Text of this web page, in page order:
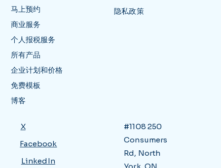
马上预约
商业服务
个人报税服务
所有产品
企业计划和价格
免费模板
博客
隐私政策
Facebook
LinkedIn
X
#1108 250
Consumers
Rd, North